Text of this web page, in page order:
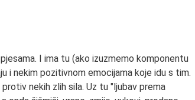
I ima tu (ako izuzmemo komponentu
i nekim pozitivnom emocijama koje idu s tim.
nekih zlih sila. Uz tu "ljubav prema